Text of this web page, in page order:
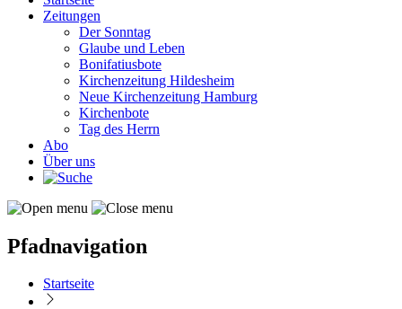
Zeitungen
Der Sonntag
Glaube und Leben
Bonifatiusbote
Kirchenzeitung Hildesheim
Neue Kirchenzeitung Hamburg
Kirchenbote
Tag des Herrn
Abo
Über uns
Pfadnavigation
Startseite